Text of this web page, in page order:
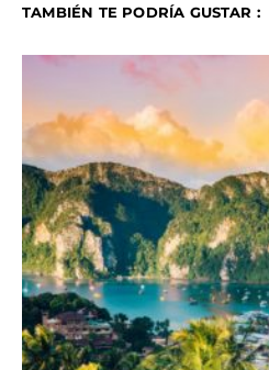
TAMBIÉN TE PODRÍA GUSTAR :